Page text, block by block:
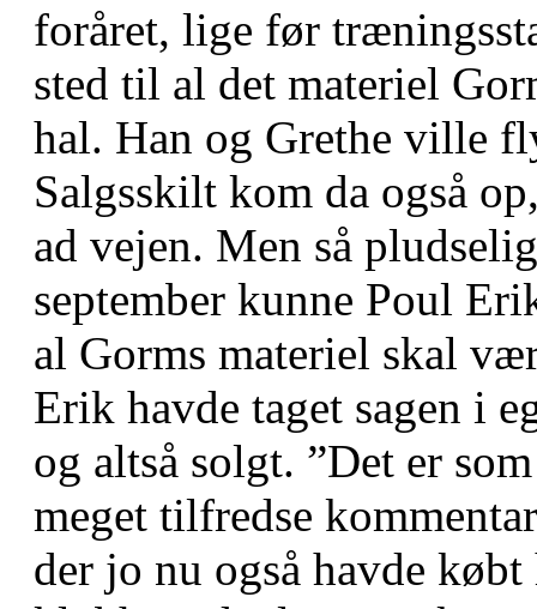
foråret, lige før
sted til al det materiel
hal. Han og Grethe ville
Salgsskilt kom da også
ad vejen. Men så
september kunne Poul
al Gorms materiel skal
Erik havde taget sagen i
og altså solgt. ”Det er
meget tilfredse
der jo nu også havde